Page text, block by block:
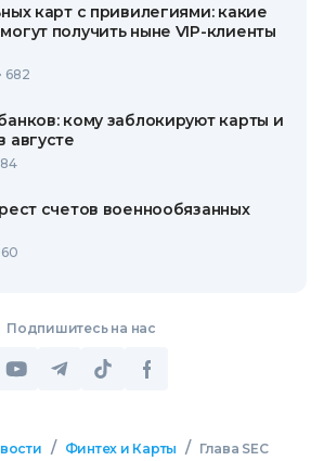
карт с привилегиями: какие
получить ныне VIP-клиенты
682
кому заблокируют карты и
августе
счетов военнообязанных
Подпишитесь на нас
/ Финтех и Карты /
Глава SEC